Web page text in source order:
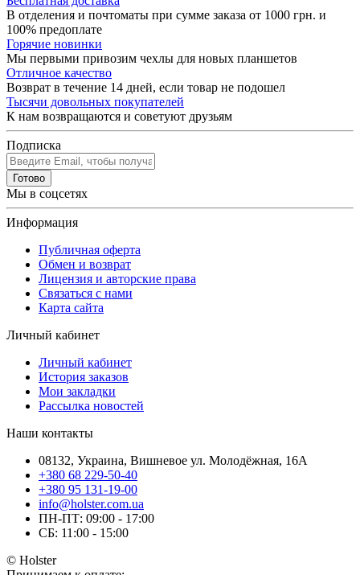
В отделения и почтоматы при сумме заказа от 1000 грн. и
100% предоплате
Горячие новинки
Мы первыми привозим чехлы для новых планшетов
Отличное качество
Возврат в течение 14 дней, если товар не подошел
Тысячи довольных покупателей
К нам возвращаются и советуют друзьям
Подписка
Готово
Мы в соцсетях
Информация
Публичная оферта
Обмен и возврат
Лицензия и авторские права
Связаться с нами
Карта сайта
Личный кабинет
Личный кабинет
История заказов
Мои закладки
Рассылка новостей
Наши контакты
08132, Украина, Вишневое ул. Молодёжная, 16А
+380 68 229-50-40
+380 95 131-19-00
info@holster.com.ua
ПН-ПТ: 09:00 - 17:00
СБ: 11:00 - 15:00
© Holster